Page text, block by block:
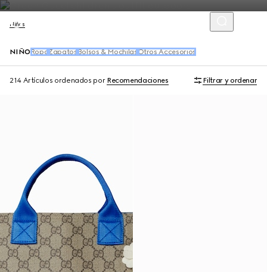
Niños
NIÑO Ropa Zapatos Bolsos & Mochilas Otros Accesorios
214 Artículos ordenados por Recomendaciones Filtrar y ordenar